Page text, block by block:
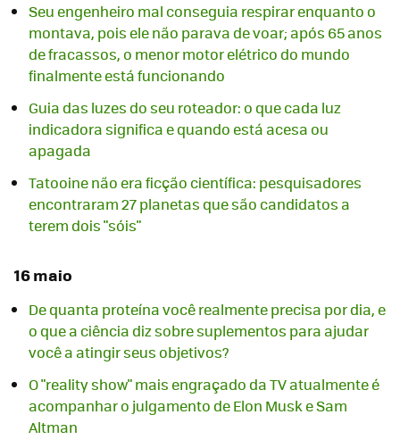
Seu engenheiro mal conseguia respirar enquanto o
montava, pois ele não parava de voar; após 65 anos
de fracassos, o menor motor elétrico do mundo
finalmente está funcionando
Guia das luzes do seu roteador: o que cada luz
indicadora significa e quando está acesa ou
apagada
Tatooine não era ficção científica: pesquisadores
encontraram 27 planetas que são candidatos a
terem dois "sóis"
16 maio
De quanta proteína você realmente precisa por dia, e
o que a ciência diz sobre suplementos para ajudar
você a atingir seus objetivos?
O "reality show" mais engraçado da TV atualmente é
acompanhar o julgamento de Elon Musk e Sam
Altman